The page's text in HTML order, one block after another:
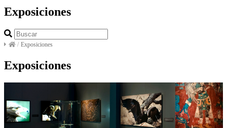
Exposiciones
/ Exposiciones
Exposiciones